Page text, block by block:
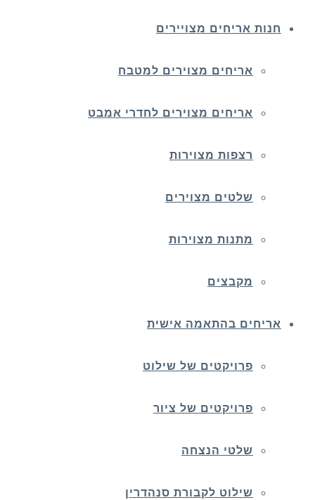
חנות אריחים מצויירים
אריחים מצוירים למטבח
אריחים מצוירים לחדרי אמבט
רצפות מצוירות
שלטים מצוירים
מתנות מצוירות
מקבצים
אריחים בהתאמה אישית
פרויקטים של שילוט
פרויקטים של ציור
שלטי הנצחה
שילוט לקבורת סנהדרין